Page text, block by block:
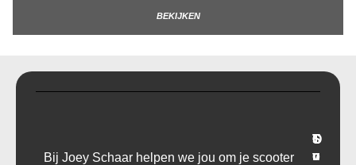
BEKIJKEN
Bij Joey Schaar helpen we jou om je scooter
T
r
O
v
S
u
C
o